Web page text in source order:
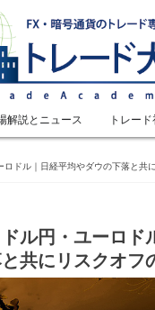
解説とニュース トレー
ドル｜日経平均やダウの下落と共
ル円・ユーロド
共にリスクオフ